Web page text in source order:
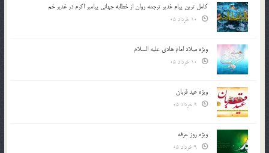
کامل ترین پیام غدیر ترجمه روان از خطابه جهانی پیامبر اکرم در غدیر خم
ویژه میلاد امام هادی علیه السلام
ویژه عید قربان
ویژه روز عرفه